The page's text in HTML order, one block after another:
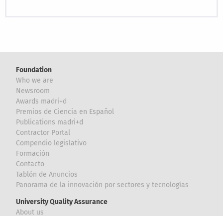
Foundation
Who we are
Newsroom
Awards madri+d
Premios de Ciencia en Español
Publications madri+d
Contractor Portal
Compendio legislativo
Formación
Contacto
Tablón de Anuncios
Panorama de la innovación por sectores y tecnologías
University Quality Assurance
About us